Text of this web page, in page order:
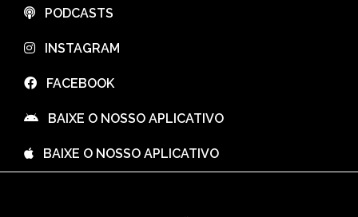
⠀PODCASTS
⠀INSTAGRAM
⠀FACEBOOK
⠀BAIXE O NOSSO APLICATIVO
⠀BAIXE O NOSSO APLICATIVO